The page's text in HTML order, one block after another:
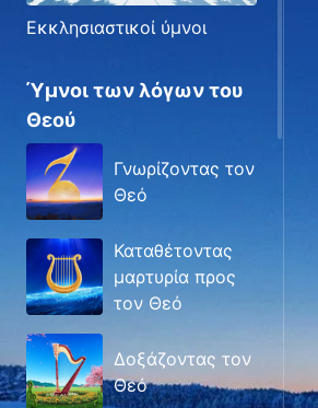
Εκκλησιαστικοί ύμνοι
Ύμνοι των λόγων του
Θεού
Γνωρίζοντας τον
Θεό
Καταθέτοντας
μαρτυρία προς
τον Θεό
Δοξάζοντας τον
Θεό